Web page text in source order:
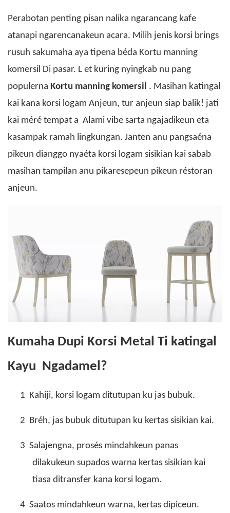
Perabotan penting pisan nalika ngarancang kafe
atanapi ngarencanakeun acara. Milih jenis korsi brings
rusuh sakumaha aya tipena béda Kortu manning
komersil Di pasar. L et kuring nyingkab nu pang
populerna Kortu manning komersil . Masihan katingal
kai kana korsi logam Anjeun, tur anjeun siap balik! jati
kai méré tempat a Alami vibe sarta ngajadikeun eta
kasampak ramah lingkungan. Janten anu pangsaéna
pikeun dianggo nyaéta korsi logam sisikian kai sabab
masihan tampilan anu pikaresepeun pikeun réstoran
anjeun.
Kumaha Dupi Korsi Metal Ti katingal
Kayu Ngadamel?
1 Kahiji, korsi logam ditutupan ku jas bubuk.
2 Bréh, jas bubuk ditutupan ku kertas sisikian kai.
3 Salajengna, prosés mindahkeun panas
dilakukeun supados warna kertas sisikian kai
tiasa ditransfer kana korsi logam.
4 Saatos mindahkeun warna, kertas dipiceun.